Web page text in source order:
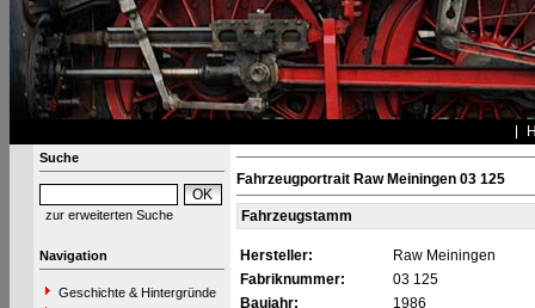
Suche
zur erweiterten Suche
Navigation
Geschichte & Hintergründe
Fahrzeugportrait Raw Meiningen 03 125
Fahrzeugstamm
Hersteller:
Raw Meiningen
Fabriknummer:
03 125
Baujahr:
1986